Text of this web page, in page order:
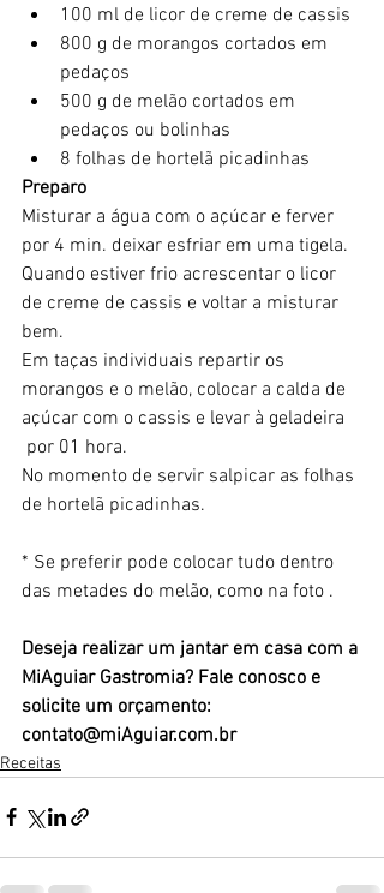
100 ml de licor de creme de cassis
800 g de morangos cortados em
pedaços
500 g de melão cortados em
pedaços ou bolinhas
8 folhas de hortelã picadinhas
Preparo
Misturar a água com o açúcar e ferver
por 4 min. deixar esfriar em uma tigela.
Quando estiver frio acrescentar o licor
de creme de cassis e voltar a misturar
bem.
Em taças individuais repartir os
morangos e o melão, colocar a calda de
açúcar com o cassis e levar à geladeira
por 01 hora.
No momento de servir salpicar as folhas
de hortelã picadinhas.
* Se preferir pode colocar tudo dentro
das metades do melão, como na foto .
Deseja realizar um jantar em casa com a
MiAguiar Gastromia? Fale conosco e
solicite um orçamento:
contato@miAguiar.com.br
Receitas